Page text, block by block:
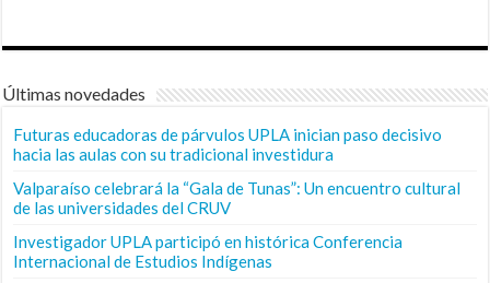
Últimas novedades
Futuras educadoras de párvulos UPLA inician paso decisivo
hacia las aulas con su tradicional investidura
Valparaíso celebrará la “Gala de Tunas”: Un encuentro cultural
de las universidades del CRUV
Investigador UPLA participó en histórica Conferencia
Internacional de Estudios Indígenas